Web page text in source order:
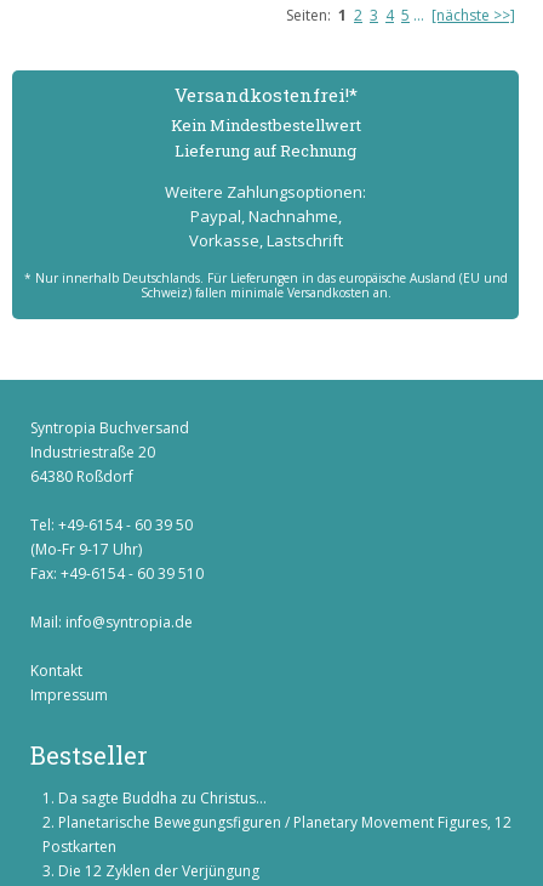
Seiten: 1 2 3 4 5 ... [nächste >>]
Versand­kostenfrei!*
Kein Mindest­bestell­wert
Lieferung auf Rechnung
Weitere Zahlungs­optionen:
Paypal, Nachnahme,
Vorkasse, Lastschrift
* Nur innerhalb Deutschlands. Für Lieferungen in das europäische Ausland (EU und
Schweiz) fallen minimale Versandkosten an.
Syntropia Buchversand
Industriestraße 20
64380 Roßdorf
Tel: +49-6154 - 60 39 50
(Mo-Fr 9-17 Uhr)
Fax: +49-6154 - 60 39 510
Mail: info@syntropia.de
Kontakt
Impressum
Bestseller
Da sagte Buddha zu Christus...
Planetarische Bewegungsfiguren / Planetary Movement Figures, 12
Postkarten
Die 12 Zyklen der Verjüngung